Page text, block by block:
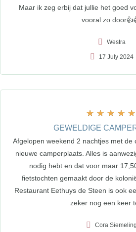
Maar ik zeg erbij dat jullie het goed
vooral zo
Westra
17 July 2024
★ ★ ★ ★ ★
GEWELDIGE
Afgelopen weekend 2 nachtjes met de
nieuwe camperplaats. Alles is
nodig hebt en dat voor maar
fietstochten gemaakt door de
Restaurant Eethuys de Steen is ook
zeker nog een keer
Cora Siemeling